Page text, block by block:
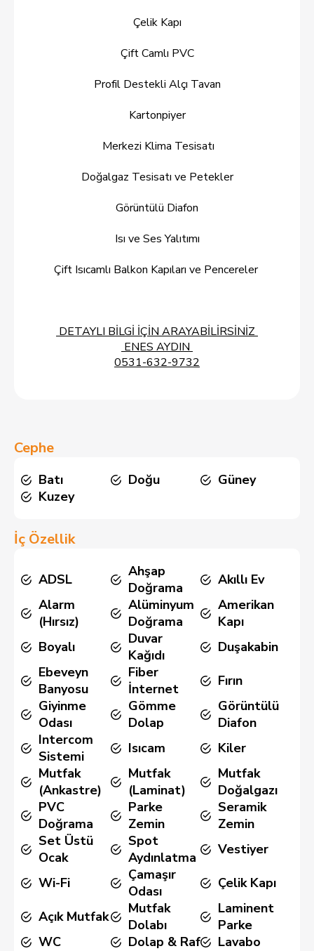
Çelik Kapı
Çift Camlı PVC
Profil Destekli Alçı Tavan
Kartonpiyer
Merkezi Klima Tesisatı
Doğalgaz Tesisatı ve Petekler
Görüntülü Diafon
Isı ve Ses Yalıtımı
Çift Isıcamlı Balkon Kapıları ve Pencereler
DETAYLI BİLGİ İÇİN ARAYABİLİRSİNİZ
ENES AYDIN
0531-632-9732
Cephe
Batı Doğu
Güney
Kuzey
İç Özellik
ADSL
Ahşap
Doğrama
Akıllı Ev
Alarm
(Hırsız)
Alüminyum
Doğrama
Amerikan
Kapı
Boyalı
Duvar
Kağıdı
Duşakabin
Ebeveyn
Banyosu
Fiber
İnternet
Fırın
Giyinme
Odası
Gömme
Dolap
Görüntülü
Diafon
Intercom
Sistemi
Isıcam
Kiler
Mutfak
(Ankastre)
Mutfak
(Laminat)
Mutfak
Doğalgazı
PVC
Doğrama
Parke
Zemin
Seramik
Zemin
Set Üstü
Ocak
Spot
Aydınlatma
Vestiyer
Wi-Fi
Çamaşır
Odası
Çelik Kapı
Açık Mutfak
Mutfak
Dolabı
Laminent
Parke
WC
Dolap & Raf Lavabo